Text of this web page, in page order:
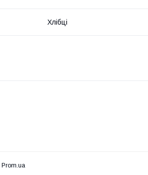
Хлібці
Prom.ua